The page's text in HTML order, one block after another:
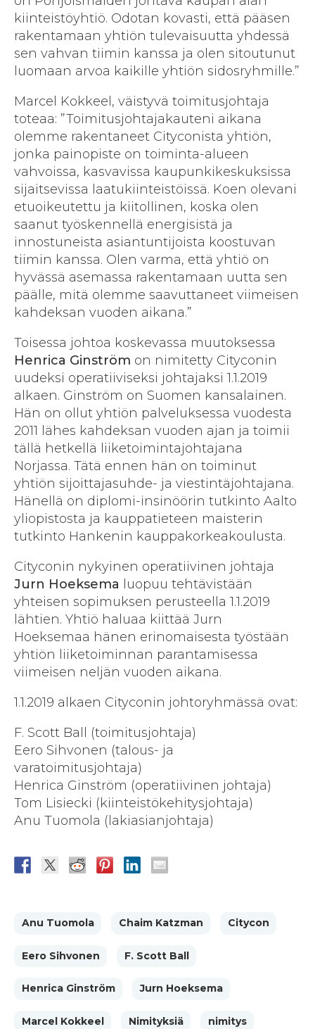
kiinteistöyhtiö. Odotan kovasti, että pääsen
rakentamaan yhtiön tulevaisuutta yhdessä
sen vahvan tiimin kanssa ja olen sitoutunut
luomaan arvoa kaikille yhtiön sidosryhmille.”
Marcel Kokkeel, väistyvä toimitusjohtaja
toteaa: ”Toimitusjohtajakauteni aikana
olemme rakentaneet Cityconista yhtiön,
jonka painopiste on toiminta-alueen
vahvoissa, kasvavissa kaupunkikeskuksissa
sijaitsevissa laatukiinteistöissä. Koen olevani
etuoikeutettu ja kiitollinen, koska olen
saanut työskennellä energisistä ja
innostuneista asiantuntijoista koostuvan
tiimin kanssa. Olen varma, että yhtiö on
hyvässä asemassa rakentamaan uutta sen
päälle, mitä olemme saavuttaneet viimeisen
kahdeksan vuoden aikana.”
Toisessa johtoa koskevassa muutoksessa
Henrica Ginström on nimitetty Cityconin
uudeksi operatiiviseksi johtajaksi 1.1.2019
alkaen. Ginström on Suomen kansalainen.
Hän on ollut yhtiön palveluksessa vuodesta
2011 lähes kahdeksan vuoden ajan ja toimii
tällä hetkellä liiketoimintajohtajana
Norjassa. Tätä ennen hän on toiminut
yhtiön sijoittajasuhde- ja viestintäjohtajana.
Hänellä on diplomi-insinöörin tutkinto Aalto
yliopistosta ja kauppatieteen maisterin
tutkinto Hankenin kauppakorkeakoulusta.
Cityconin nykyinen operatiivinen johtaja
Jurn Hoeksema luopuu tehtävistään
yhteisen sopimuksen perusteella 1.1.2019
lähtien. Yhtiö haluaa kiittää Jurn
Hoeksemaa hänen erinomaisesta työstään
yhtiön liiketoiminnan parantamisessa
viimeisen neljän vuoden aikana.
1.1.2019 alkaen Cityconin johtoryhmässä ovat:
F. Scott Ball (toimitusjohtaja)
Eero Sihvonen (talous- ja
varatoimitusjohtaja)
Henrica Ginström (operatiivinen johtaja)
Tom Lisiecki (kiinteistökehitysjohtaja)
Anu Tuomola (lakiasianjohtaja)
Anu Tuomola Chaim Katzman Citycon
Eero Sihvonen F. Scott Ball
Henrica Ginström Jurn Hoeksema
Marcel Kokkeel Nimityksiä nimitys